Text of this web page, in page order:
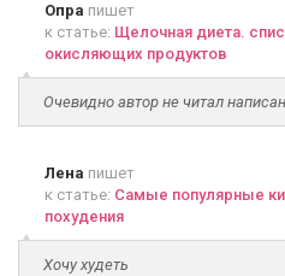
Опра пишет
к статье: Щелочная диета.
окисляющих продуктов
Очевидно автор не читал
Лена пишет
к статье: Самые популярные
похудения
Хочу худеть